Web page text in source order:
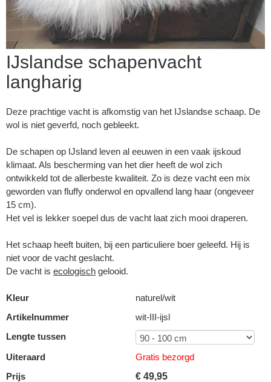
IJslandse schapenvacht
langharig
Deze prachtige vacht is afkomstig van het IJslandse schaap. De
wol is niet geverfd, noch gebleekt.
De schapen op IJsland leven al eeuwen in een vaak ijskoud
klimaat. Als bescherming van het dier heeft de wol zich
ontwikkeld tot de allerbeste kwaliteit. Zo is deze vacht een mix
geworden van fluffy onderwol en opvallend lang haar (ongeveer
15 cm).
Het vel is lekker soepel dus de vacht laat zich mooi draperen.
Het schaap heeft buiten, bij een particuliere boer geleefd. Hij is
niet voor de vacht geslacht.
De vacht is ecologisch gelooid.
Kleur
naturel/wit
Artikelnummer
wit-III-ijsl
Lengte tussen
Uiteraard
Gratis bezorgd
Prijs
€ 49,95